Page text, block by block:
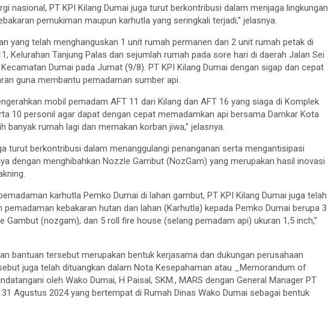
nasional, PT KPI Kilang Dumai juga turut berkontribusi dalam menjaga lingkungan
pemukiman maupun karhutla yang seringkali terjadi,” jelasnya.
yang telah menghanguskan 1 unit rumah permanen dan 2 unit rumah petak di
Kelurahan Tanjung Palas dan sejumlah rumah pada sore hari di daerah Jalan Sei
Dumai pada Jumat (9/8). PT KPI Kilang Dumai dengan sigap dan cepat
guna membantu pemadaman sumber api.
mobil pemadam AFT 11 dari Kilang dan AFT 16 yang siaga di Komplek
10 personil agar dapat dengan cepat memadamkan api bersama Damkar Kota
banyak rumah lagi dan memakan korban jiwa,” jelasnya.
turut berkontribusi dalam menanggulangi penanganan serta mengantisipasi
dengan menghibahkan Nozzle Gambut (NozGam) yang merupakan hasil inovasi
karhutla Pemko Dumai di lahan gambut, PT KPI Kilang Dumai juga telah
kebakaran hutan dan lahan (Karhutla) kepada Pemko Dumai berupa 3
(nozgam), dan 5 roll fire house (selang pemadam api) ukuran 1,5 inch,”
bantuan tersebut merupakan bentuk kerjasama dan dukungan perusahaan
juga telah dituangkan dalam Nota Kesepahaman atau _Memorandum of
oleh Wako Dumai, H Paisal, SKM., MARS dengan General Manager PT
Agustus 2024 yang bertempat di Rumah Dinas Wako Dumai sebagai bentuk